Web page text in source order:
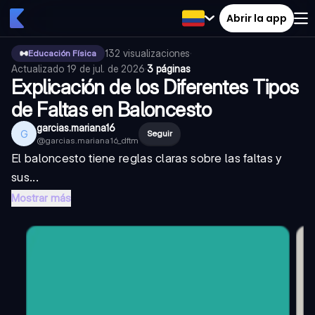
Abrir la app
Educación Física 132 visualizaciones·
Actualizado 19 de jul. de 2026·3 páginas
Explicación de los Diferentes Tipos
de Faltas en Baloncesto
G garcias.mariana16
@garcias.mariana16_dftm
Seguir
El baloncesto tiene reglas claras sobre las faltas y
sus...
Mostrar más